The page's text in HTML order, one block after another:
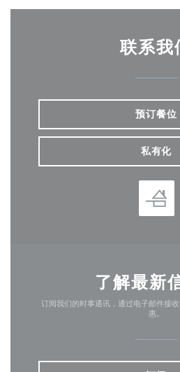
联系我
预订餐位
私有化
了解最新
订阅我们的时事通讯，通过电子邮件接
惠。